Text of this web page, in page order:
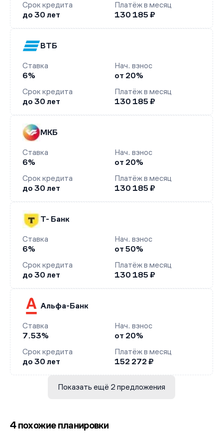
Срок кредита
до 30 лет
Платёж в месяц
130 185 ₽
ВТБ
Ставка
6%
Нач. взнос
от 20%
Срок кредита
до 30 лет
Платёж в месяц
130 185 ₽
МКБ
Ставка
6%
Нач. взнос
от 20%
Срок кредита
до 30 лет
Платёж в месяц
130 185 ₽
Т- Банк
Ставка
6%
Нач. взнос
от 50%
Срок кредита
до 30 лет
Платёж в месяц
130 185 ₽
Альфа-Банк
Ставка
7.53%
Нач. взнос
от 20%
Срок кредита
до 30 лет
Платёж в месяц
152 272 ₽
Показать ещё 2 предложения
4 похожие планировки